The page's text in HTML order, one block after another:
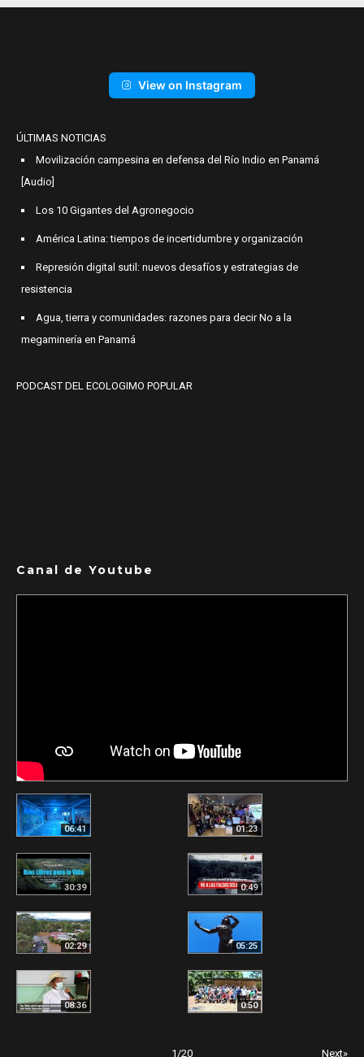
View on Instagram
ÚLTIMAS NOTICIAS
Movilización campesina en defensa del Río Indio en Panamá
[Audio]
Los 10 Gigantes del Agronegocio
América Latina: tiempos de incertidumbre y organización
Represión digital sutil: nuevos desafíos y estrategias de
resistencia
Agua, tierra y comunidades: razones para decir No a la
megaminería en Panamá
PODCAST DEL ECOLOGIMO POPULAR
Canal de Youtube
06:41 01:23
30:39 0:49
02:29 05:25
08:36 0:50
1 /20 Next»